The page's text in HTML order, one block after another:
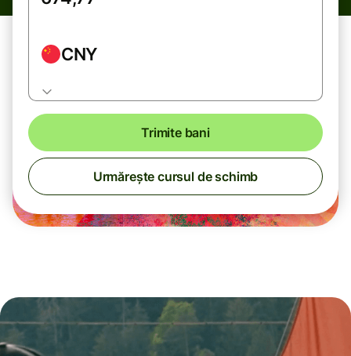
CNY
Trimite bani
Urmărește cursul de schimb